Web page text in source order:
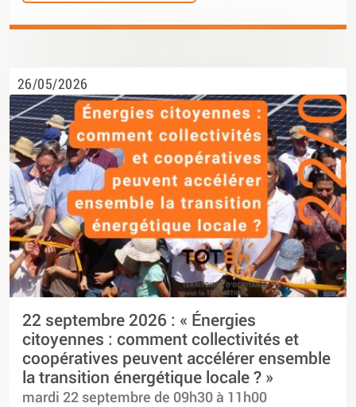
26/05/2026
22 septembre 2026 : « Énergies
citoyennes : comment collectivités et
coopératives peuvent accélérer ensemble
la transition énergétique locale ? »
mardi 22 septembre de 09h30 à 11h00